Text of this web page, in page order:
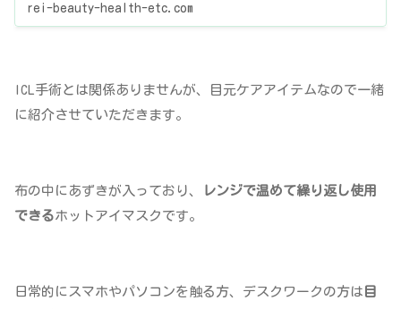
rei-beauty-health-etc.com
ICL手術とは関係ありませんが、目元ケアアイテムなので一緒
に紹介させていただきます。
布の中にあずきが入っており、
レンジで温めて繰り返し使用
できるホットアイマスクです。
日常的にスマホやパソコンを触る方、デスクワークの方は 目